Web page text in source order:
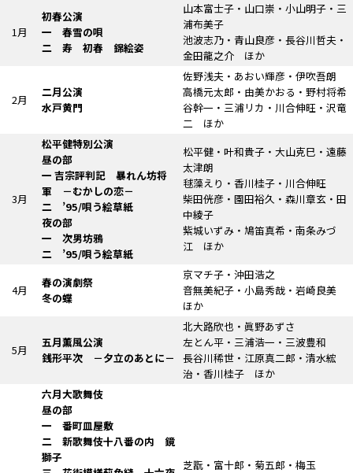
1月
初春公演
一 春雪の唄
二 寿 初春 錦絵姿
山本富士子・山口崇・小山明子・三
浦布美子
池波志乃・青山良彦・長谷川哲夫・
金田龍之介 ほか
2月
二月公演
水戸黄門
佐野浅夫・あおい輝彦・伊吹吾朗
高橋元太郎・由美かおる・野村将希
谷幹一・三浦リカ・川合伸旺・沢竜
二 ほか
3月
松平健特別公演
昼の部
一 吉宗評判記 暴れん坊将
軍 －むかしの恋－
二 ’95/唄う絵草紙
夜の部
一 次男坊鴉
二 ’95/唄う絵草紙
松平健・叶和貴子・大山克巳・遠藤
太津朗
毬藻えり・香川桂子・川合伸旺
柴田侊彦・園田裕久・森川章玄・田
中綾子
紫城いずみ・鳩笛真希・南条みづ
江 ほか
4月
春の演劇祭
冬の蝶
京マチ子・沖田浩之
音無美紀子・小島秀哉・岩崎良美
ほか
5月
五月薫風公演
銭形平次 －夕立のあとに－
北大路欣也・眞野あずさ
左とん平・三浦浩一・三波豊和
長谷川稀世・江原真二郎・清水綋
治・香川桂子 ほか
六月大歌舞伎
昼の部
一 番町皿屋敷
二 新歌舞伎十八番の内 鏡
獅子
芝翫・富十郎・菊五郎・梅玉